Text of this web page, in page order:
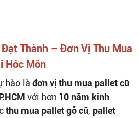
Đạt Thành – Đơn Vị Thu Mua
Hóc Môn
hào là đơn vị thu mua pallet cũ
với hơn 10 năm kinh
thu mua pallet gỗ cũ, pallet